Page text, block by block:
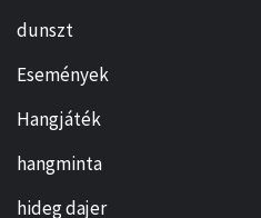
dunszt
Események
Hangjáték
hangminta
hideg dajer